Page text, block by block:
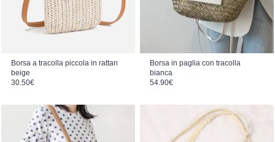
Borsa a tracolla piccola in rattan
beige
30.50€
Borsa in paglia con tracolla
bianca
54.90€